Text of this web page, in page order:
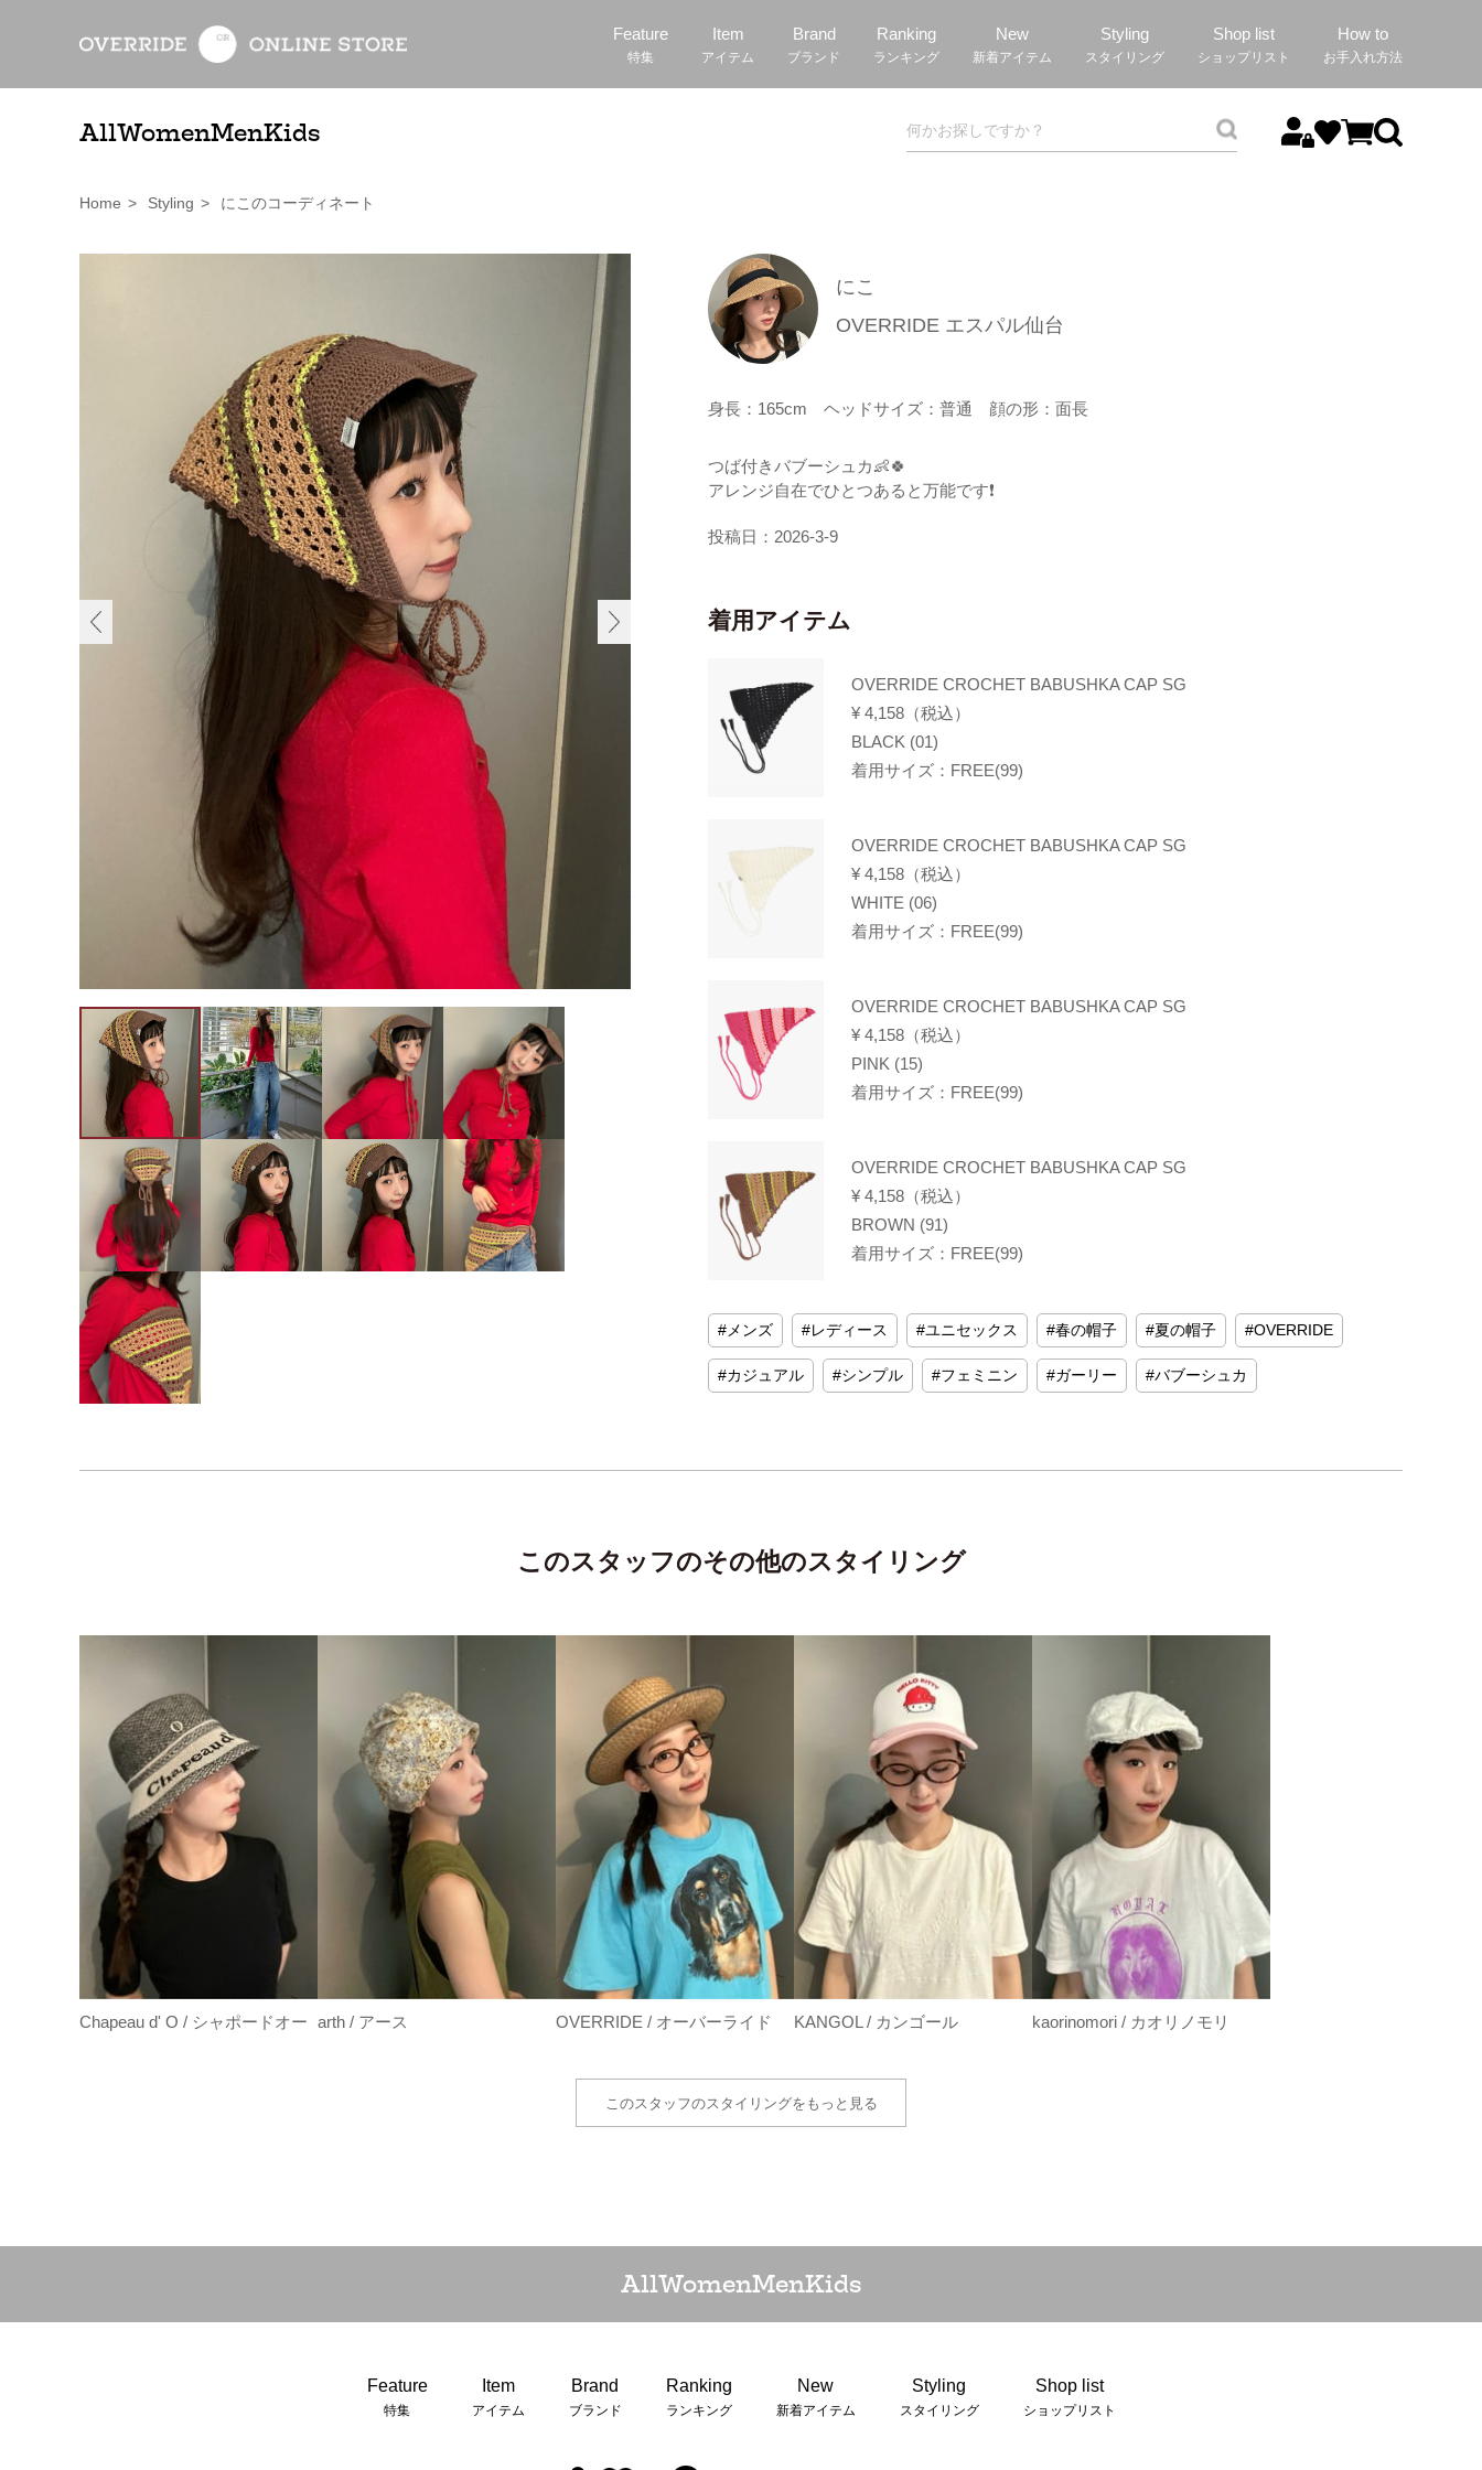
Feature
特集
Item
アイテム
Brand
ブランド
Ranking
ランキング
New
新着アイテム
Styling
スタイリング
Shop list
ショップリスト
How to
お手入れ方法
AllWomenMenKids
Home > Styling > にこのコーディネート
にこ
OVERRIDE エスパル仙台
身長：165cm ヘッドサイズ：普通 顔の形：面長
つば付きバブーシュカ👶🍀
アレンジ自在でひとつあると万能です❗️
投稿日：2026-3-9
着用アイテム
OVERRIDE CROCHET BABUSHKA CAP SG
¥ 4,158（税込）
BLACK (01)
着用サイズ：FREE(99)
OVERRIDE CROCHET BABUSHKA CAP SG
¥ 4,158（税込）
WHITE (06)
着用サイズ：FREE(99)
OVERRIDE CROCHET BABUSHKA CAP SG
¥ 4,158（税込）
PINK (15)
着用サイズ：FREE(99)
OVERRIDE CROCHET BABUSHKA CAP SG
¥ 4,158（税込）
BROWN (91)
着用サイズ：FREE(99)
メンズ レディース ユニセックス 春の帽子 夏の帽子 OVERRIDE
カジュアル シンプル フェミニン ガーリー バブーシュカ
このスタッフのその他のスタイリング
Chapeau d' O / シャポードオー arth / アース OVERRIDE / オーバーライド KANGOL / カンゴール kaorinomori / カオリノモリ
このスタッフのスタイリングをもっと見る
AllWomenMenKids
Feature
特集
Item
アイテム
Brand
ブランド
Ranking
ランキング
New
新着アイテム
Styling
スタイリング
Shop list
ショップリスト